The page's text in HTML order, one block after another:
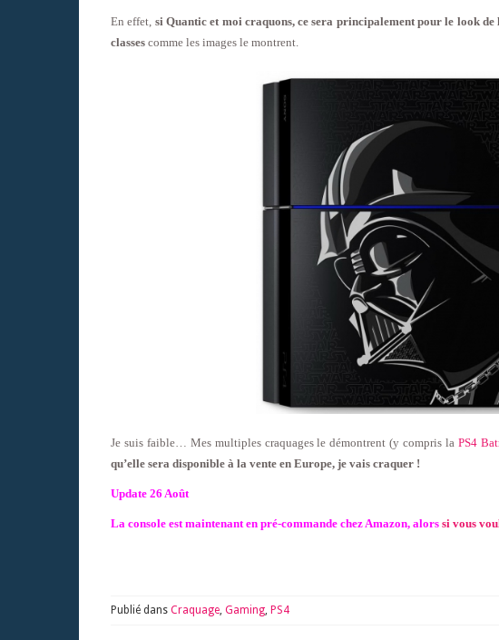
En effet, si Quantic et moi craquons, ce sera principalement pour le look
classes comme les images le montrent.
Je suis faible… Mes multiples craquages le démontrent (y compris la PS4
qu’elle sera disponible à la vente en Europe, je vais craquer !
Update 26 Août
La console est maintenant en pré-commande chez Amazon, alors si vous
Publié dans Craquage, Gaming, PS4